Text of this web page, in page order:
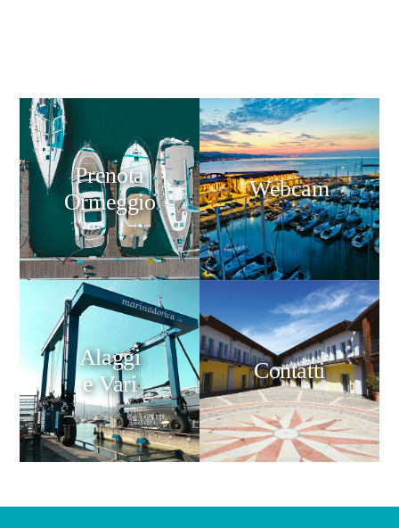
Prenota
Ormeggio
Webcam
Alaggi
e Vari
Contatti